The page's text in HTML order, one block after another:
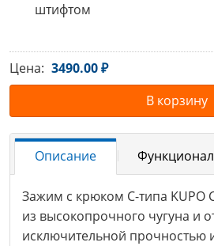
штифтом
Цена: 3490.00 ₽
В корзину
Описание Функционал
Зажим с крюком C-типа KUPO
из высокопрочного чугуна и
исключительной прочностью